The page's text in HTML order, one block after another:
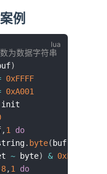
例
为数据字符串
)
0xFFFF
0xA001
init
,1
do
. byte( buf
~ byte) & 0xFFFF
8,1
do